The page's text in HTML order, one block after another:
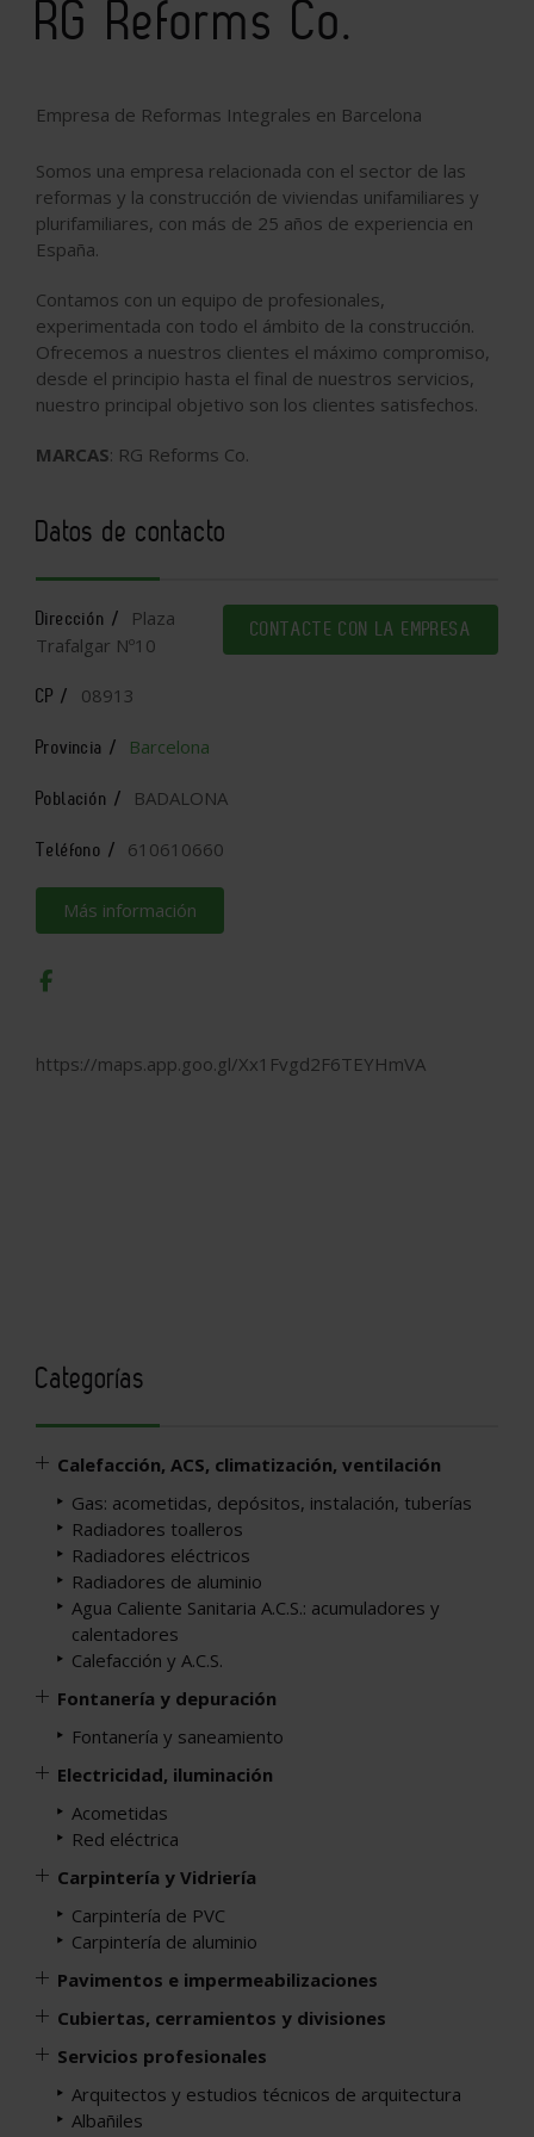
RG Reforms Co.
Empresa de Reformas Integrales en Barcelona
Somos una empresa relacionada con el sector de las
reformas y la construcción de viviendas unifamiliares y
plurifamiliares, con más de 25 años de experiencia en
España.
Contamos con un equipo de profesionales,
experimentada con todo el ámbito de la construcción.
Ofrecemos a nuestros clientes el máximo compromiso,
desde el principio hasta el final de nuestros servicios,
nuestro principal objetivo son los clientes satisfechos.
MARCAS: RG Reforms Co.
Datos de contacto
CONTACTE CON LA EMPRESA
Dirección /
Plaza
Trafalgar Nº10
CP / 08913
Provincia / Barcelona
Población / BADALONA
Teléfono / 610610660
Más información
https://maps.app.goo.gl/Xx1Fvgd2F6TEYHmVA
Categorías
Calefacción, ACS, climatización, ventilación
Gas: acometidas, depósitos, instalación, tuberías
Radiadores toalleros
Radiadores eléctricos
Radiadores de aluminio
Agua Caliente Sanitaria A.C.S.: acumuladores y
calentadores
Calefacción y A.C.S.
Fontanería y depuración
Fontanería y saneamiento
Electricidad, iluminación
Acometidas
Red eléctrica
Carpintería y Vidriería
Carpintería de PVC
Carpintería de aluminio
Pavimentos e impermeabilizaciones
Cubiertas, cerramientos y divisiones
Servicios profesionales
Arquitectos y estudios técnicos de arquitectura
Albañiles